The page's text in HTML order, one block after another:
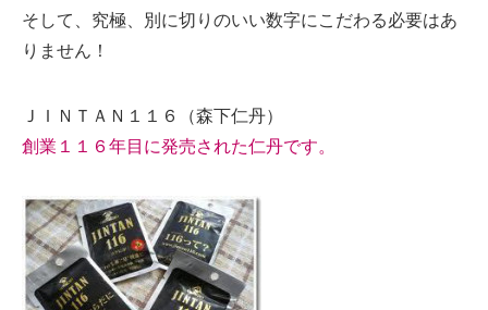
そして、究極、別に切りのいい数字にこだわる必要はあ
りません！
ＪＩＮＴＡＮ１１６（森下仁丹）
創業１１６年目に発売された仁丹です。